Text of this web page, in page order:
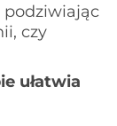
podziwiając
czy
ułatwia